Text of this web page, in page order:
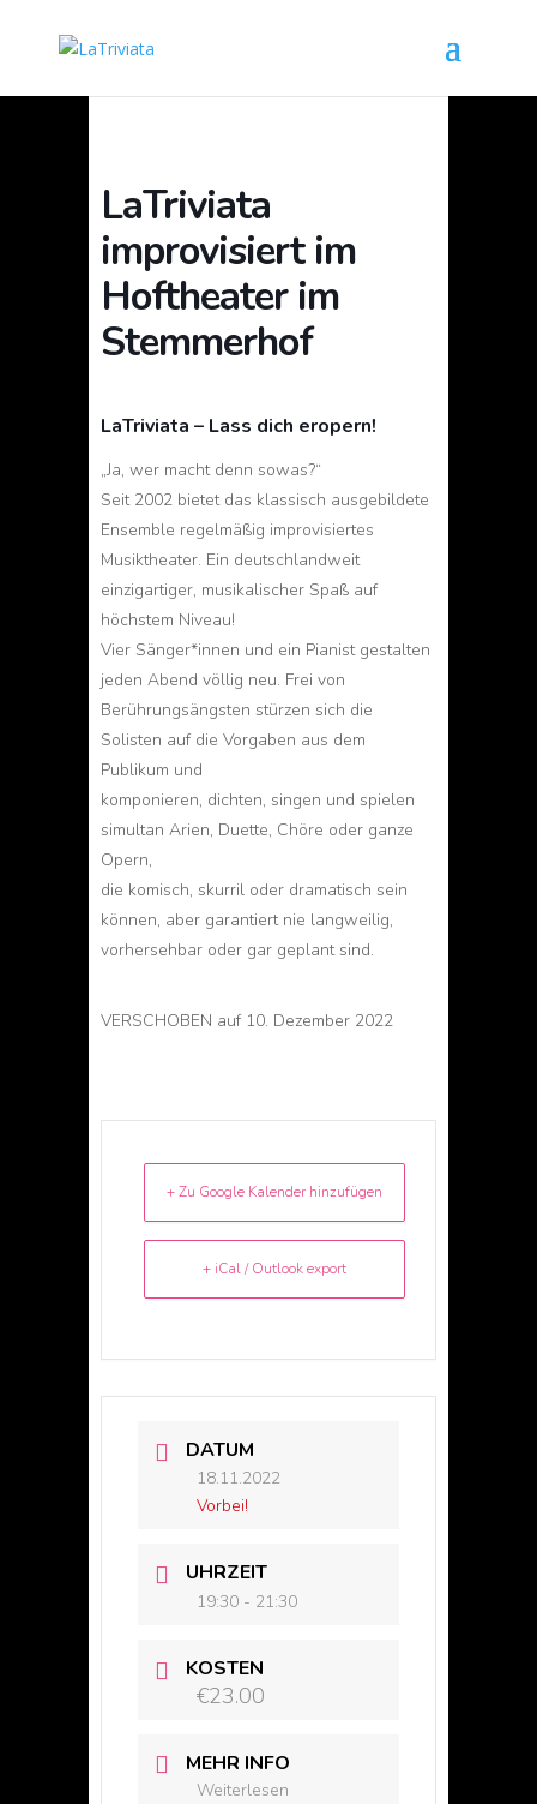
LaTriviata
improvisiert im
Hoftheater im
Stemmerhof
LaTriviata – Lass dich eropern!
„Ja, wer macht denn sowas?“
Seit 2002 bietet das klassisch ausgebildete
Ensemble regelmäßig improvisiertes
Musiktheater. Ein deutschlandweit
einzigartiger, musikalischer Spaß auf
höchstem Niveau!
Vier Sänger*innen und ein Pianist gestalten
jeden Abend völlig neu. Frei von
Berührungsängsten stürzen sich die
Solisten auf die Vorgaben aus dem
Publikum und
komponieren, dichten, singen und spielen
simultan Arien, Duette, Chöre oder ganze
Opern,
die komisch, skurril oder dramatisch sein
können, aber garantiert nie langweilig,
vorhersehbar oder gar geplant sind.
VERSCHOBEN auf 10. Dezember 2022
+ Zu Google Kalender hinzufügen
+ iCal / Outlook export
DATUM
18.11.2022
Vorbei!
UHRZEIT
19:30 - 21:30
KOSTEN
€23.00
MEHR INFO
Weiterlesen